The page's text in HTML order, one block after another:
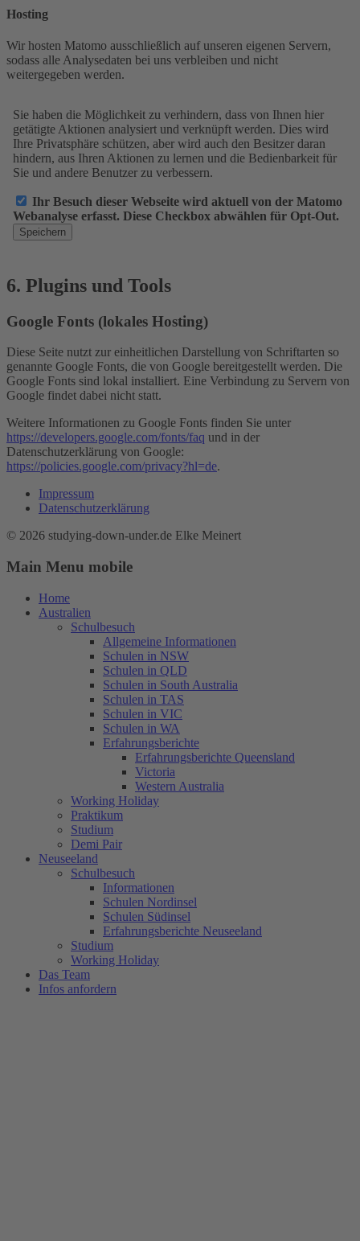
Hosting
Wir hosten Matomo ausschließlich auf unseren eigenen Servern,
sodass alle Analysedaten bei uns verbleiben und nicht
weitergegeben werden.
6. Plugins und Tools
Google Fonts (lokales Hosting)
Diese Seite nutzt zur einheitlichen Darstellung von Schriftarten so
genannte Google Fonts, die von Google bereitgestellt werden. Die
Google Fonts sind lokal installiert. Eine Verbindung zu Servern von
Google findet dabei nicht statt.
Weitere Informationen zu Google Fonts finden Sie unter
https://developers.google.com/fonts/faq und in der
Datenschutzerklärung von Google:
https://policies.google.com/privacy?hl=de.
Impressum
Datenschutzerklärung
© 2026 studying-down-under.de Elke Meinert
Main Menu mobile
Home
Australien
Schulbesuch
Allgemeine Informationen
Schulen in NSW
Schulen in QLD
Schulen in South Australia
Schulen in TAS
Schulen in VIC
Schulen in WA
Erfahrungsberichte
Erfahrungsberichte Queensland
Victoria
Western Australia
Working Holiday
Praktikum
Studium
Demi Pair
Neuseeland
Schulbesuch
Informationen
Schulen Nordinsel
Schulen Südinsel
Erfahrungsberichte Neuseeland
Studium
Working Holiday
Das Team
Infos anfordern